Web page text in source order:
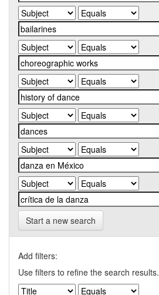
Start a new search
Add filters:
Use filters to refine the search results.